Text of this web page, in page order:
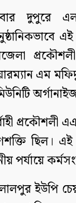
দুপুরে
এম
প্রকৌশলী
ছিল।
পর্যায়ে
ইউপি